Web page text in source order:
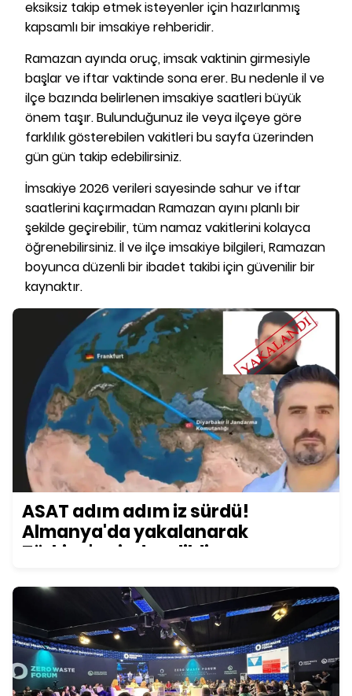
eksiksiz takip etmek isteyenler için hazırlanmış
kapsamlı bir imsakiye rehberidir.
Ramazan ayında oruç, imsak vaktinin girmesiyle
başlar ve iftar vaktinde sona erer. Bu nedenle il ve
ilçe bazında belirlenen imsakiye saatleri büyük
önem taşır. Bulunduğunuz ile veya ilçeye göre
farklılık gösterebilen vakitleri bu sayfa üzerinden
gün gün takip edebilirsiniz.
İmsakiye 2026 verileri sayesinde sahur ve iftar
saatlerini kaçırmadan Ramazan ayını planlı bir
şekilde geçirebilir, tüm namaz vakitlerini kolayca
öğrenebilirsiniz. İl ve ilçe imsakiye bilgileri, Ramazan
boyunca düzenli bir ibadet takibi için güvenilir bir
kaynaktır.
ASAT adım adım iz sürdü!
Almanya'da yakalanarak
Türkiye'ye iade edildi